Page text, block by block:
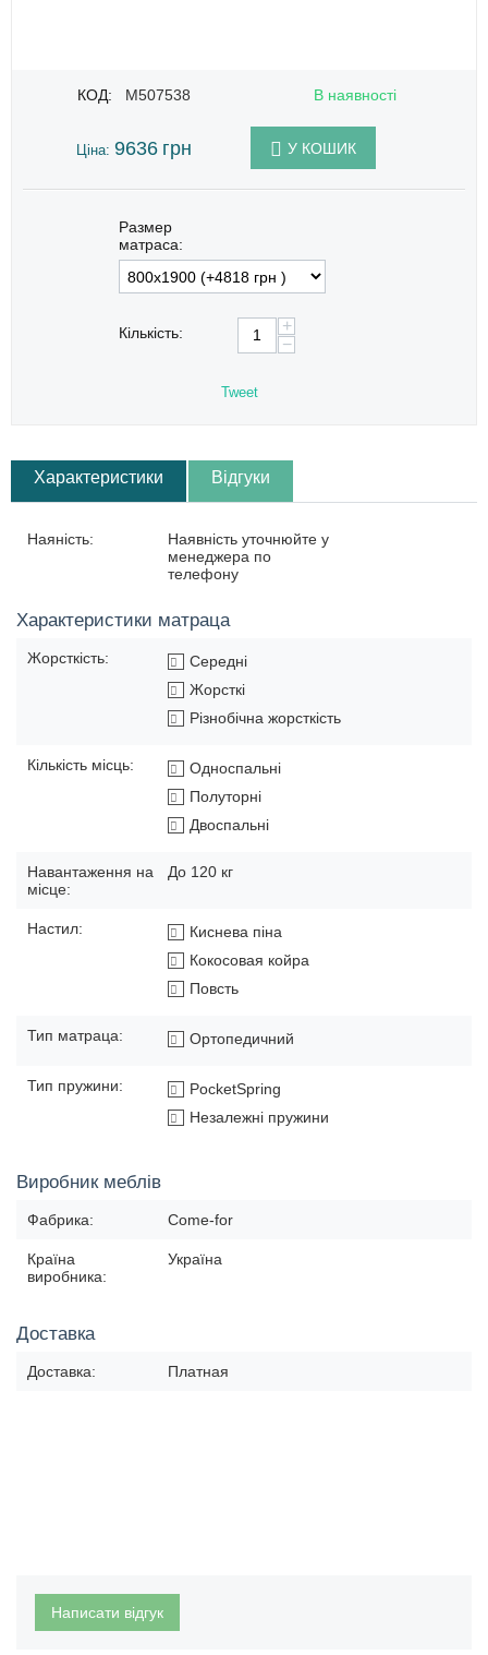
КОД: M507538 В наявності
Ціна: 9636 грн У КОШИК
Размер
матраса:
Кількість:
+
−
Tweet
Характеристики Відгуки
Наяність:
Наявність уточнюйте у
менеджера по
телефону
Характеристики матраца
Жорсткість:
Середні
Жорсткі
Різнобічна жорсткість
Кількість місць:
Односпальні
Полуторні
Двоспальні
Навантаження на
місце:
До 120 кг
Настил:
Киснева піна
Кокосовая койра
Повсть
Тип матраца: Ортопедичний
Тип пружини:
PocketSpring
Незалежні пружини
Виробник меблів
Фабрика: Come-for
Країна
виробника:
Україна
Доставка
Доставка: Платная
Написати відгук